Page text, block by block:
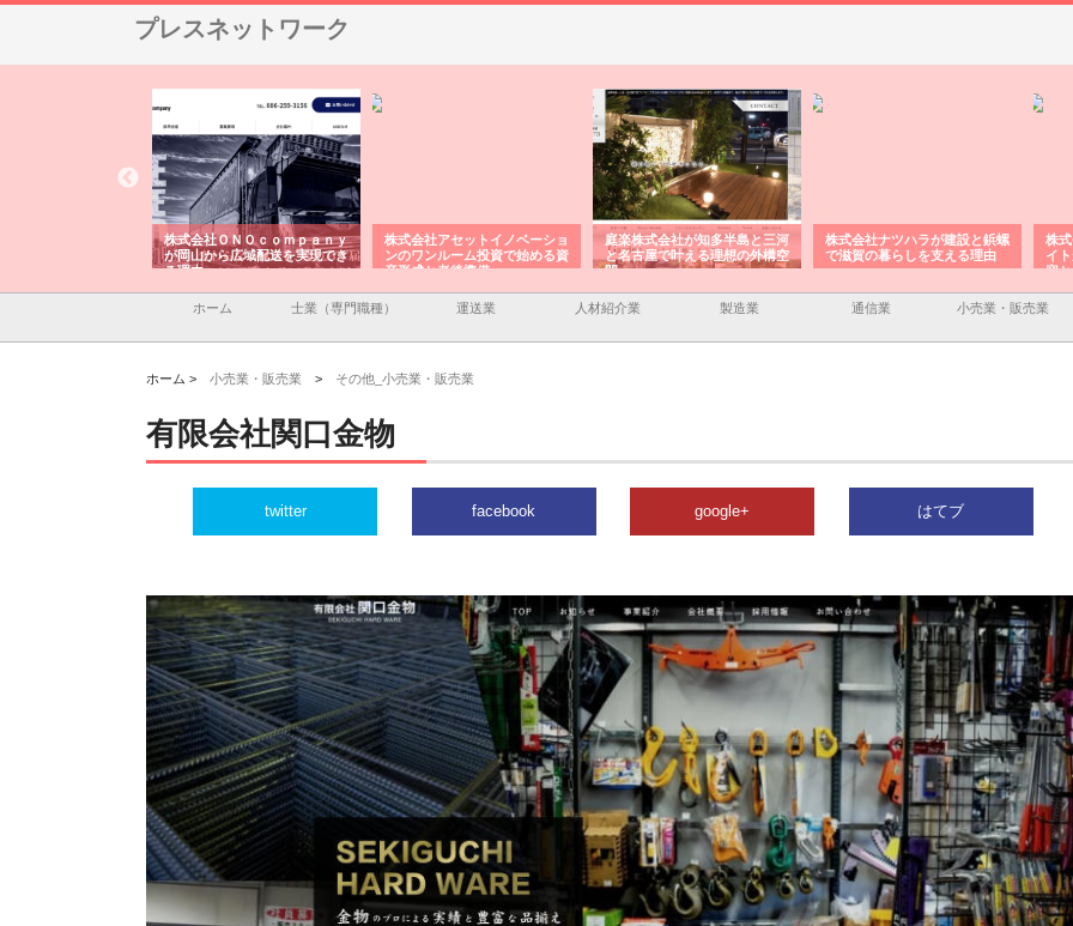
プレスネットワーク
株式会社ＯＮＯｃｏｍｐａｎｙ
が岡山から広域配送を実現でき
る理由
株式会社アセットイノベーショ
ンのワンルーム投資で始める資
産形成と老後準備
庭楽株式会社が知多半島と三河
と名古屋で叶える理想の外構空
間
株式会社ナツハラが建設と鋲螺
で滋賀の暮らしを支える理由
株
イ
容
ホーム 士業（専門職種） 運送業 人材紹介業 製造業 通信業 小売業・販売業
ホーム > 小売業・販売業 > その他_小売業・販売業
有限会社関口金物
twitter facebook google+ はてブ